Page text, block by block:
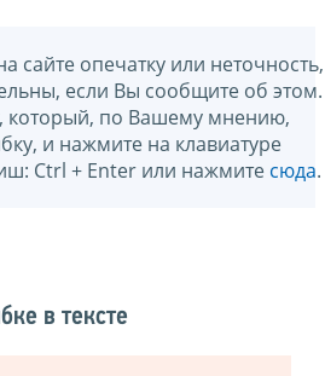
сайте опечатку или неточность,
если Вы сообщите об этом.
который, по Вашему мнению,
и нажмите на клавиатуре
Ctrl + Enter или нажмите сюда.
в тексте